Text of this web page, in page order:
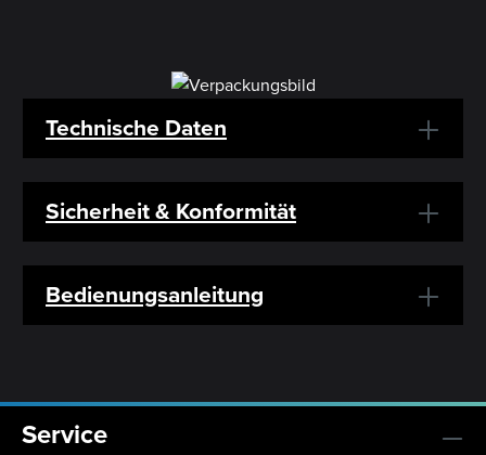
Technische Daten
Sicherheit & Konformität
Bedienungsanleitung
Service